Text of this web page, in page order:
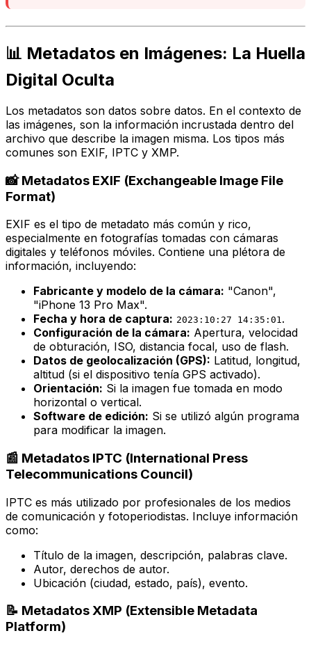
📊 Metadatos en Imágenes: La Huella
Digital Oculta
Los metadatos son datos sobre datos. En el contexto de
las imágenes, son la información incrustada dentro del
archivo que describe la imagen misma. Los tipos más
comunes son EXIF, IPTC y XMP.
📸 Metadatos EXIF (Exchangeable Image File
Format)
EXIF es el tipo de metadato más común y rico,
especialmente en fotografías tomadas con cámaras
digitales y teléfonos móviles. Contiene una plétora de
información, incluyendo:
Fabricante y modelo de la cámara: "Canon",
"iPhone 13 Pro Max".
Fecha y hora de captura: 2023:10:27 14:35:01.
Configuración de la cámara: Apertura, velocidad
de obturación, ISO, distancia focal, uso de flash.
Datos de geolocalización (GPS): Latitud, longitud,
altitud (si el dispositivo tenía GPS activado).
Orientación: Si la imagen fue tomada en modo
horizontal o vertical.
Software de edición: Si se utilizó algún programa
para modificar la imagen.
📰 Metadatos IPTC (International Press
Telecommunications Council)
IPTC es más utilizado por profesionales de los medios
de comunicación y fotoperiodistas. Incluye información
como:
Título de la imagen, descripción, palabras clave.
Autor, derechos de autor.
Ubicación (ciudad, estado, país), evento.
📝 Metadatos XMP (Extensible Metadata
Platform)